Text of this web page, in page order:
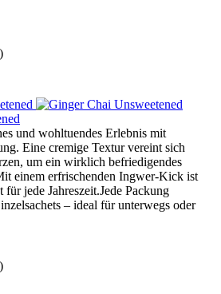
und wohltuendes Erlebnis mit
Eine cremige Textur vereint sich
um ein wirklich befriedigendes
einem erfrischenden Ingwer-Kick ist
jede Jahreszeit.Jede Packung
– ideal für unterwegs oder